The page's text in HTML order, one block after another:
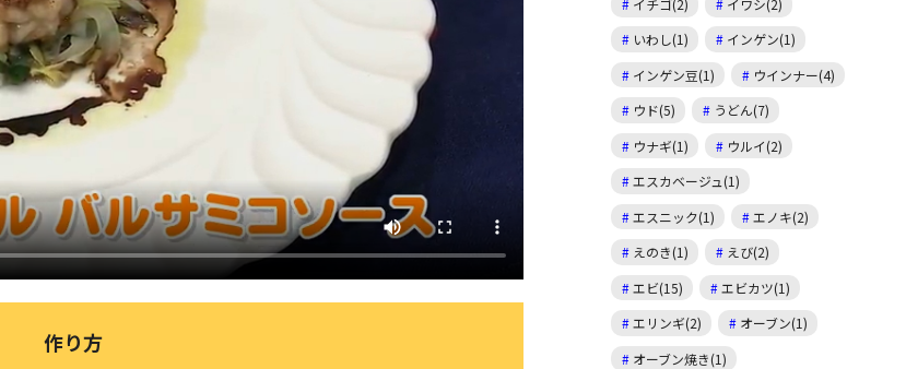
作り方
イチゴ(2)
イワシ(2)
いわし(1)
インゲン(1)
インゲン豆(1)
ウインナー(4)
ウド(5)
うどん(7)
ウナギ(1)
ウルイ(2)
エスカベージュ(1)
エスニック(1)
エノキ(2)
えのき(1)
えび(2)
エビ(15)
エビカツ(1)
エリンギ(2)
オーブン(1)
オーブン焼き(1)